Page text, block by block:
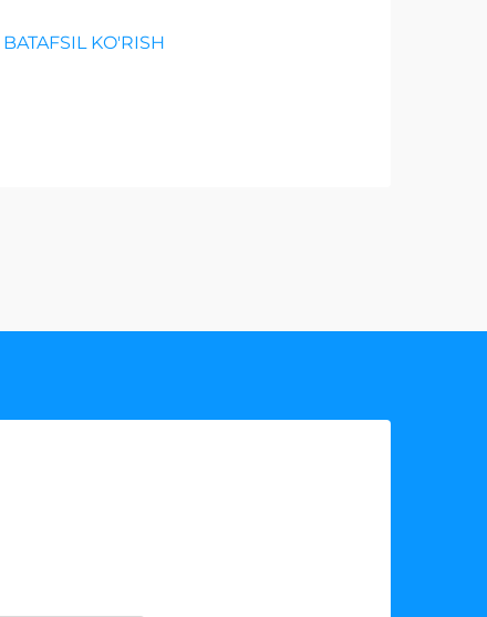
BATAFSIL KO'RISH